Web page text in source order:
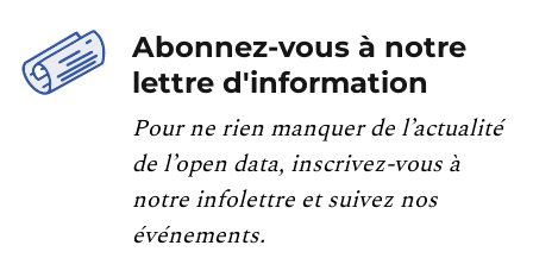
Abonnez-vous à notre
lettre d'information
Pour ne rien manquer de l’actualité
de l’open data, inscrivez-vous à
notre infolettre et suivez nos
événements.